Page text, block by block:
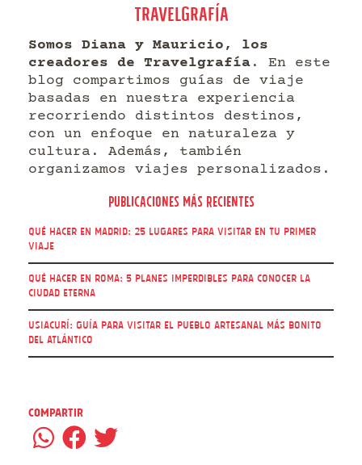
TRAVELGRAFÍA
Somos Diana y Mauricio, los
creadores de Travelgrafía . En este
blog compartimos guías de viaje
basadas en nuestra experiencia
recorriendo distintos destinos,
con un enfoque en naturaleza y
cultura. Además, también
organizamos viajes personalizados.
Publicaciones más recientes
Qué hacer en Madrid: 25 lugares para visitar en tu primer
viaje
Qué hacer en Roma: 5 Planes imperdibles para conocer la
Ciudad Eterna
Usiacurí: guía para visitar el pueblo artesanal más bonito
del Atlántico
Compartir